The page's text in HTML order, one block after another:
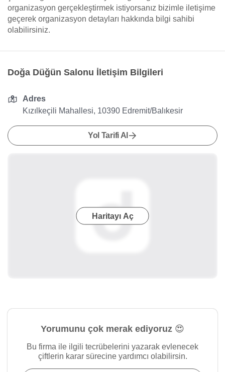
organizasyon gerçekleştirmek istiyorsanız bizimle iletişime
geçerek organizasyon detayları hakkında bilgi sahibi
olabilirsiniz.
Doğa Düğün Salonu İletişim Bilgileri
Adres
Kızılkeçili Mahallesi, 10390 Edremit/Balıkesir
Yol Tarifi Al
Haritayı Aç
Yorumunu çok merak ediyoruz 😍
Bu firma ile ilgili tecrübelerini yazarak evlenecek
çiftlerin karar sürecine yardımcı olabilirsin.